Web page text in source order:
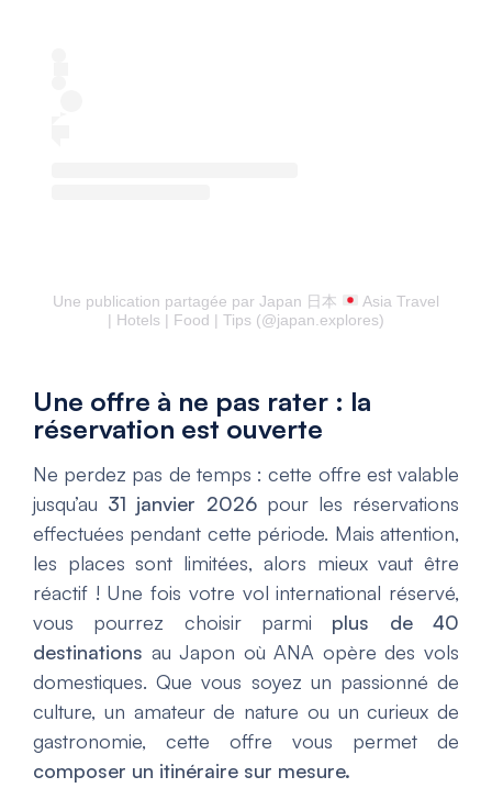
Une publication partagée par Japan 日本
Asia Travel
| Hotels | Food | Tips (@japan.explores)
Une offre à ne pas rater : la
réservation est ouverte
Ne perdez pas de temps : cette offre est valable
jusqu’au 31 janvier 2026pour les réservations
effectuées pendant cette période. Mais attention,
les places sont limitées, alors mieux vaut être
réactif ! Une fois votre vol international réservé,
vous pourrez choisir parmi plus de 40
destinations au Japon où ANA opère des vols
domestiques. Que vous soyez un passionné de
culture, un amateur de nature ou un curieux de
gastronomie, cette offre vous permet de
composer un itinéraire sur mesure.